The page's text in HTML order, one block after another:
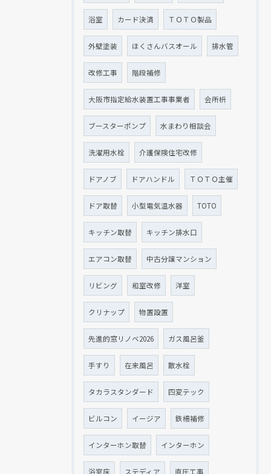
浴室 カード決済 ＴＯＴＯ製品
外壁塗装 ほくさんバスオール 排水管
改修工事 階段補修
大阪市指定給水装置工事事業者 会所枡
ブースターポンプ 水まわり相談会
洗濯用水栓 介護保険住宅改修
ドアノブ ドアハンドル ＴＯＴＯ主催
ドア取替 小型電気温水器 TOTO
キッチン取替 キッチン排水口
エアコン取替 中古分譲マンション
リビング 和室改修 洋室
クリナップ 物置設置
先進的窓リノベ2026 ガス風呂釜
手すり 在来風呂 散水栓
タカラスタンダード 四変テック
ビルコン イージア 鉄柵補修
インターホン取替 インターホン
浴室床 ステディア 直圧工事